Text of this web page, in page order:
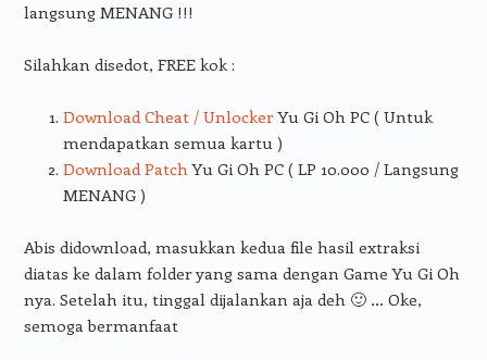
langsung MENANG !!!
Silahkan disedot, FREE kok :
Download Cheat / UnlockerYu Gi Oh PC ( Untuk
mendapatkan semua kartu )
Download PatchYu Gi Oh PC ( LP 10.000 / Langsung
MENANG )
Abis didownload, masukkan kedua file hasil extraksi
diatas ke dalam folder yang sama dengan Game Yu Gi Oh
nya. Setelah itu, tinggal dijalankan aja deh 🙂 … Oke,
semoga bermanfaat